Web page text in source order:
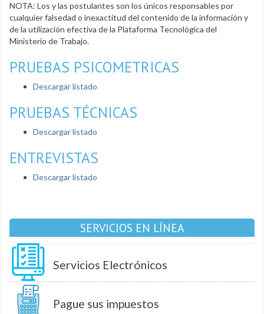
NOTA: Los y las postulantes son los únicos responsables por
cualquier falsedad o inexactitud del contenido de la información y
de la utilización efectiva de la Plataforma Tecnológica del
Ministerio de Trabajo.
PRUEBAS PSICOMETRICAS
Descargar listado
PRUEBAS TÉCNICAS
Descargar listado
ENTREVISTAS
Descargar listado
SERVICIOS EN LÍNEA
Servicios Electrónicos
Pague sus impuestos